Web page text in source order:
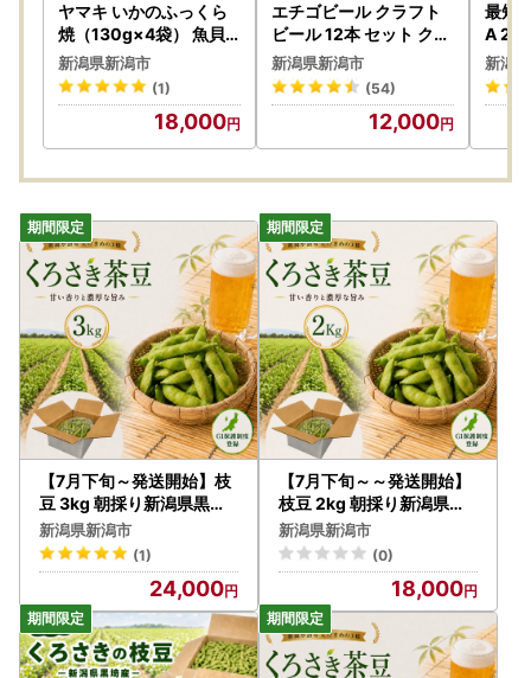
ヤマキ いかのふっくら
焼（130g×4袋） 魚貝
類 イカ
新潟県新潟市
(1)
18,000
エチゴビール クラフト
ビール 12本 セット クラ
フトビール
新潟県新潟市
(54)
12,000
最短3
A 24
新潟
【7月下旬～発送開始】枝
豆 3kg 朝採り新潟県黒埼
産 枝豆
新潟県新潟市
(1)
24,000
【7月下旬～～発送開始】
枝豆 2kg 朝採り新潟県黒
埼産 枝豆
新潟県新潟市
(0)
18,000